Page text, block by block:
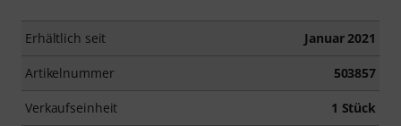
Erhältlich seit Januar 2021
Artikelnummer 503857
Verkaufseinheit 1 Stück